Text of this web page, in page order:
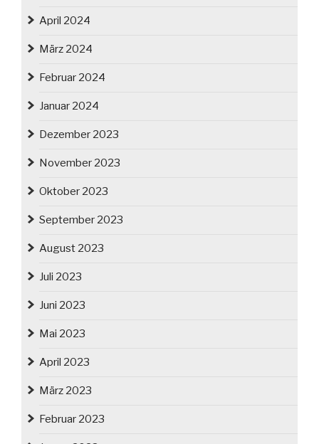
April 2024
März 2024
Februar 2024
Januar 2024
Dezember 2023
November 2023
Oktober 2023
September 2023
August 2023
Juli 2023
Juni 2023
Mai 2023
April 2023
März 2023
Februar 2023